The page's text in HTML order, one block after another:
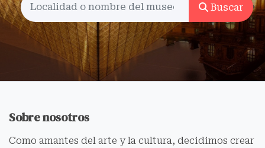
Buscar
Sobre nosotros
Como amantes del arte y la cultura, decidimos crear